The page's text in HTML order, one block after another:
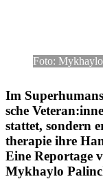
Foto:
Im
sche
stat­tet, sondern
the­ra­pie ihre
Eine Repor­tage
Mykhaylo